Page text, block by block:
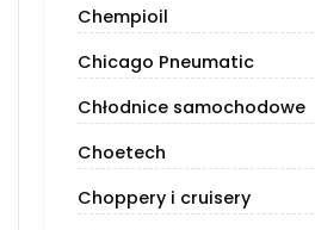
Chempioil
Chicago Pneumatic
Chłodnice samochodowe
Choetech
Choppery i cruisery